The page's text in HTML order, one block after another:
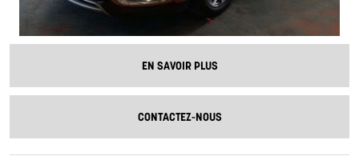
EN SAVOIR PLUS
CONTACTEZ-NOUS